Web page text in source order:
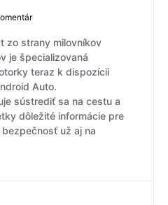
zo strany milovníkov
je špecializovaná
teraz k dispozícii
Auto.
sústrediť sa na cestu a
dôležité informácie pre
už aj na